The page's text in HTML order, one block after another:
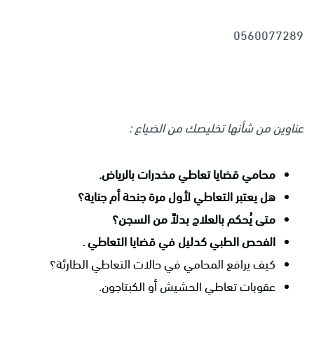
0560077289
عناوين من شأنها تخليصك من الضياع :
محامي قضايا تعاطي مخدرات بالرياض.
هل يعتبر التعاطي لأول مرة جنحة أم جناية؟
متى يُحكم بالعلاج بدلاً من السجن؟
الفحص الطبي كدليل في قضايا التعاطي .
كيف يرافع المحامي في حالات التعاطي الطارئة؟
عقوبات تعاطي الحشيش أو الكبتاجون.